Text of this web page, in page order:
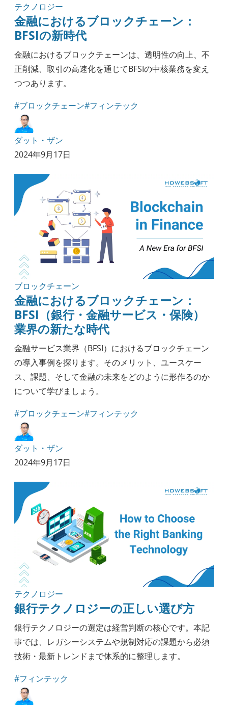
テクノロジー
金融におけるブロックチェーン：
BFSIの新時代
金融におけるブロックチェーンは、透明性の向上、不
正削減、取引の高速化を通じてBFSIの中核業務を変え
つつあります。
#ブロックチェーン#フィンテック
ダット・ザン
2024年9月17日
ブロックチェーン
金融におけるブロックチェーン：
BFSI（銀行・金融サービス・保険）
業界の新たな時代
金融サービス業界（BFSI）におけるブロックチェーン
の導入事例を探ります。そのメリット、ユースケー
ス、課題、そして金融の未来をどのように形作るのか
について学びましょう。
#ブロックチェーン#フィンテック
ダット・ザン
2024年9月17日
テクノロジー
銀行テクノロジーの正しい選び方
銀行テクノロジーの選定は経営判断の核心です。本記
事では、レガシーシステムや規制対応の課題から必須
技術・最新トレンドまで体系的に整理します。
#フィンテック